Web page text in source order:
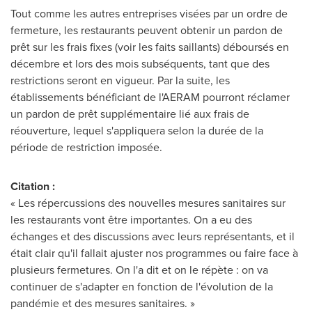
Tout comme les autres entreprises visées par un ordre de
fermeture, les restaurants peuvent obtenir un pardon de
prêt sur les frais fixes (voir les faits saillants) déboursés en
décembre et lors des mois subséquents, tant que des
restrictions seront en vigueur. Par la suite, les
établissements bénéficiant de l'AERAM pourront réclamer
un pardon de prêt supplémentaire lié aux frais de
réouverture, lequel s'appliquera selon la durée de la
période de restriction imposée.
Citation :
« Les répercussions des nouvelles mesures sanitaires sur
les restaurants vont être importantes. On a eu des
échanges et des discussions avec leurs représentants, et il
était clair qu'il fallait ajuster nos programmes ou faire face à
plusieurs fermetures. On l'a dit et on le répète : on va
continuer de s'adapter en fonction de l'évolution de la
pandémie et des mesures sanitaires. »